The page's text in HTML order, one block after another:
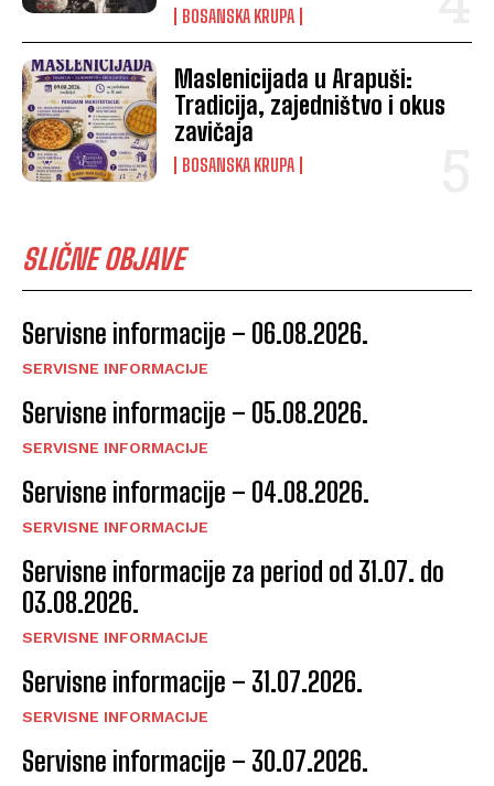
BOSANSKA KRUPA
Maslenicijada u Arapuši:
Tradicija, zajedništvo i okus
zavičaja
BOSANSKA KRUPA
SLIČNE OBJAVE
Servisne informacije – 06.08.2026.
SERVISNE INFORMACIJE
Servisne informacije – 05.08.2026.
SERVISNE INFORMACIJE
Servisne informacije – 04.08.2026.
SERVISNE INFORMACIJE
Servisne informacije za period od 31.07. do
03.08.2026.
SERVISNE INFORMACIJE
Servisne informacije – 31.07.2026.
SERVISNE INFORMACIJE
Servisne informacije – 30.07.2026.